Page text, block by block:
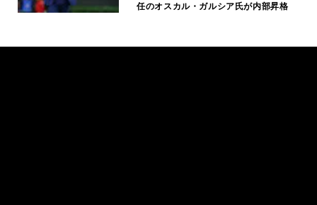
任のオスカル・ガルシア氏が内部昇格